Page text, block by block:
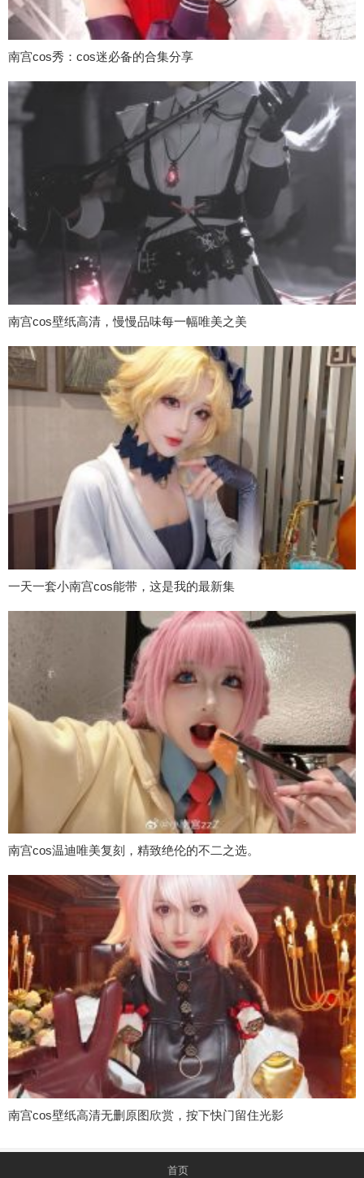
南宫cos秀：cos迷必备的合集分享
南宫cos壁纸高清，慢慢品味每一幅唯美之美
一天一套小南宫cos能带，这是我的最新集
南宫cos温迪唯美复刻，精致绝伦的不二之选。
南宫cos壁纸高清无删原图欣赏，按下快门留住光影
首页